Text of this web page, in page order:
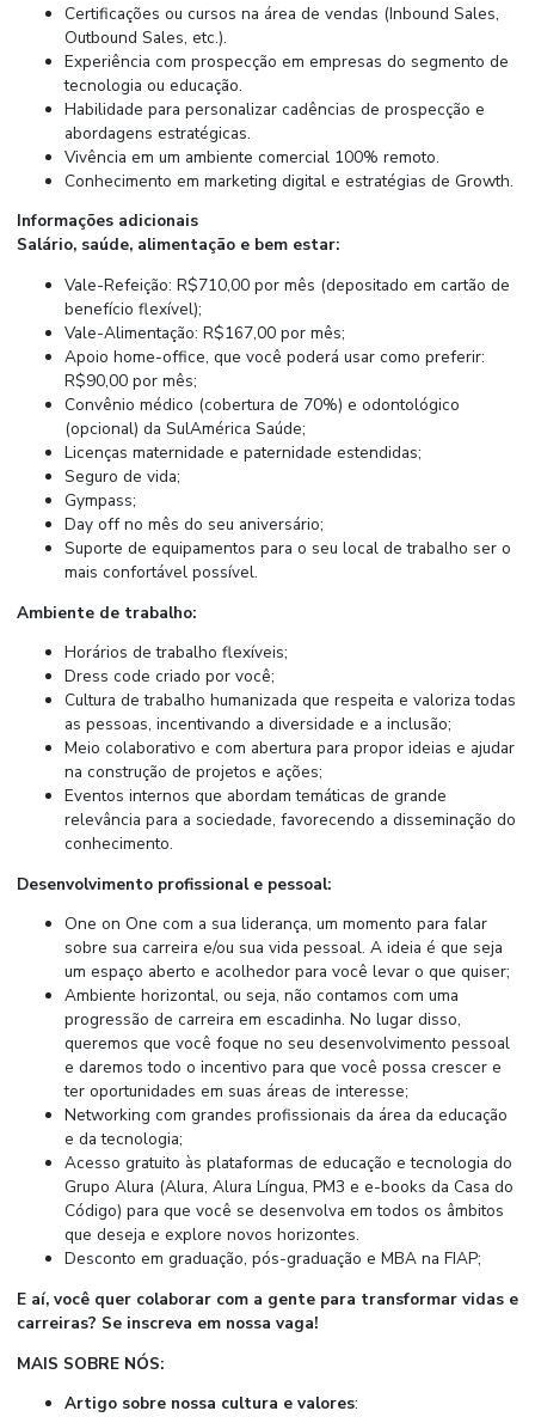
Certificações ou cursos na área de vendas (Inbound Sales,
Outbound Sales, etc.).
Experiência com prospecção em empresas do segmento de
tecnologia ou educação.
Habilidade para personalizar cadências de prospecção e
abordagens estratégicas.
Vivência em um ambiente comercial 100% remoto.
Conhecimento em marketing digital e estratégias de Growth.
Informações adicionais
Salário, saúde, alimentação e bem estar:
Vale-Refeição: R$710,00 por mês (depositado em cartão de
benefício flexível);
Vale-Alimentação: R$167,00 por mês;
Apoio home-office, que você poderá usar como preferir:
R$90,00 por mês;
Convênio médico (cobertura de 70%) e odontológico
(opcional) da SulAmérica Saúde;
Licenças maternidade e paternidade estendidas;
Seguro de vida;
Gympass;
Day off no mês do seu aniversário;
Suporte de equipamentos para o seu local de trabalho ser o
mais confortável possível.
Ambiente de trabalho:
Horários de trabalho flexíveis;
Dress code criado por você;
Cultura de trabalho humanizada que respeita e valoriza todas
as pessoas, incentivando a diversidade e a inclusão;
Meio colaborativo e com abertura para propor ideias e ajudar
na construção de projetos e ações;
Eventos internos que abordam temáticas de grande
relevância para a sociedade, favorecendo a disseminação do
conhecimento.
Desenvolvimento profissional e pessoal:
One on One com a sua liderança, um momento para falar
sobre sua carreira e/ou sua vida pessoal. A ideia é que seja
um espaço aberto e acolhedor para você levar o que quiser;
Ambiente horizontal, ou seja, não contamos com uma
progressão de carreira em escadinha. No lugar disso,
queremos que você foque no seu desenvolvimento pessoal
e daremos todo o incentivo para que você possa crescer e
ter oportunidades em suas áreas de interesse;
Networking com grandes profissionais da área da educação
e da tecnologia;
Acesso gratuito às plataformas de educação e tecnologia do
Grupo Alura (Alura, Alura Língua, PM3 e e-books da Casa do
Código) para que você se desenvolva em todos os âmbitos
que deseja e explore novos horizontes.
Desconto em graduação, pós-graduação e MBA na FIAP;
E aí, você quer colaborar com a gente para transformar vidas e
carreiras? Se inscreva em nossa vaga!
MAIS SOBRE NÓS:
Artigo sobre nossa cultura e valores: